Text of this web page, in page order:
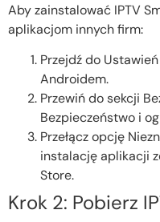
Aby zainstalować IPTV
aplikacjom innych firm:
Przejdź do
Androidem.
Przewiń do sekcji
Bezpieczeństwo i
Przełącz opcję
instalację aplikacji
Store.
Krok 2: Pobierz